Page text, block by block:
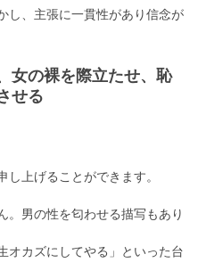
し、主張に一貫性があり信念が
女の裸を際立たせ、恥
せる
上げることができます。
。男の性を匂わせる描写もあり
オカズにしてやる」といった台